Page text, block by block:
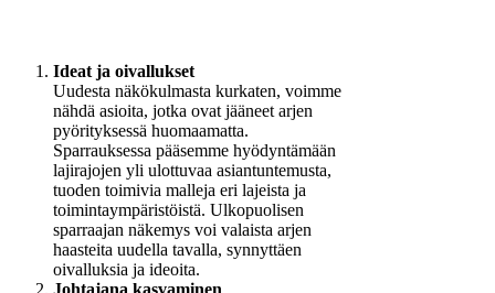
Ideat ja oivallukset
Uudesta näkökulmasta kurkaten, voimme
nähdä asioita, jotka ovat jääneet arjen
pyörityksessä huomaamatta.
Sparrauksessa pääsemme hyödyntämään
lajirajojen yli ulottuvaa asiantuntemusta,
tuoden toimivia malleja eri lajeista ja
toimintaympäristöistä. Ulkopuolisen
sparraajan näkemys voi valaista arjen
haasteita uudella tavalla, synnyttäen
oivalluksia ja ideoita.
Johtajana kasvaminen